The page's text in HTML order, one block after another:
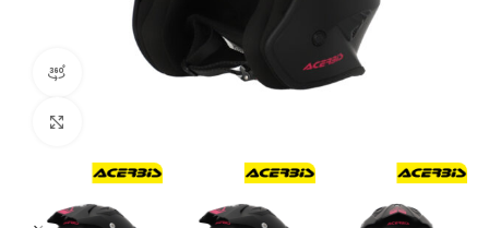
360° pregled proizvoda